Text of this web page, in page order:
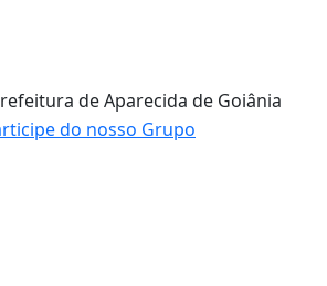
de Aparecida de Goiânia